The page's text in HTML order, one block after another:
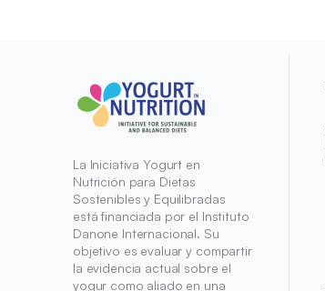
La Iniciativa Yogurt en
Nutrición para Dietas
Sostenibles y Equilibradas
está financiada por el Instituto
Danone Internacional. Su
objetivo es evaluar y compartir
la evidencia actual sobre el
yogur como aliado en una